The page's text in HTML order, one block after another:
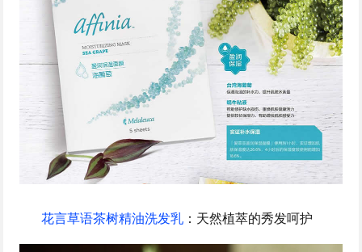
花言草语茶树精油洗发乳 ：天然植萃的秀发呵护